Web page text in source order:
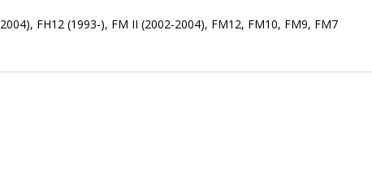
FH12 (1993-), FM II (2002-2004), FM12, FM10, FM9, FM7